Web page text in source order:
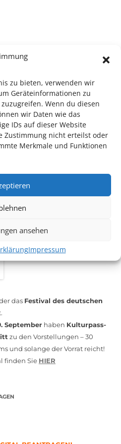
zu bieten, verwenden wir
Geräteinformationen zu
Wenn du diesen
wir Daten wie das
IDs auf dieser Website
Zustimmung nicht erteilst oder
Merkmale und Funktionen
ansehen
Impressum
stets überehrenamtliche
. Sie haben Interesse? Dann
rhein-neckar.de
DES DEUTSCHEN FILMS*
das Festival des deutschen
September haben Kulturpass-
zu den Vorstellungen – 30
und solange der Vorrat reicht!
finden Sie HIER